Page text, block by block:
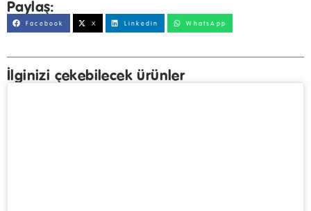
Paylaş:
Facebook X LinkedIn WhatsApp
İlginizi çekebilecek ürünler